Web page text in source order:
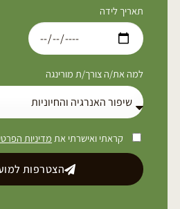
תאריך לידה
למה את/ה צורך/ת מורינגה
קראתי ואישרתי את מדיניות
הצטרפות